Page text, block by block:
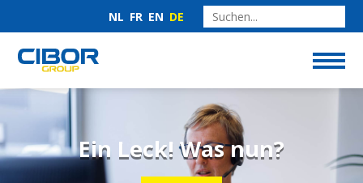
NL FR EN DE
Ein Leck! Was nun?